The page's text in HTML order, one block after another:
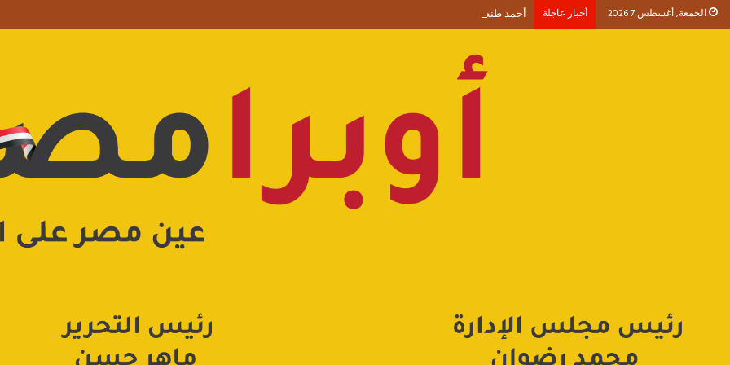
الجمعة, أغسطس 7 2026 أخبار عاجلة أحمد طنطاوي يكتب حين يصبح الوجود علامة استفهام